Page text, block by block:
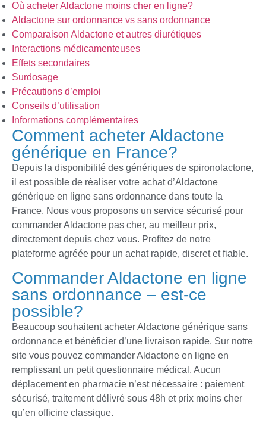
Où acheter Aldactone moins cher en ligne?
Aldactone sur ordonnance vs sans ordonnance
Comparaison Aldactone et autres diurétiques
Interactions médicamenteuses
Effets secondaires
Surdosage
Précautions d’emploi
Conseils d’utilisation
Informations complémentaires
Comment acheter Aldactone
générique en France?
Depuis la disponibilité des génériques de spironolactone,
il est possible de réaliser votre achat d’Aldactone
générique en ligne sans ordonnance dans toute la
France. Nous vous proposons un service sécurisé pour
commander Aldactone pas cher, au meilleur prix,
directement depuis chez vous. Profitez de notre
plateforme agréée pour un achat rapide, discret et fiable.
Commander Aldactone en ligne
sans ordonnance – est-ce
possible?
Beaucoup souhaitent acheter Aldactone générique sans
ordonnance et bénéficier d’une livraison rapide. Sur notre
site vous pouvez commander Aldactone en ligne en
remplissant un petit questionnaire médical. Aucun
déplacement en pharmacie n’est nécessaire : paiement
sécurisé, traitement délivré sous 48h et prix moins cher
qu’en officine classique.